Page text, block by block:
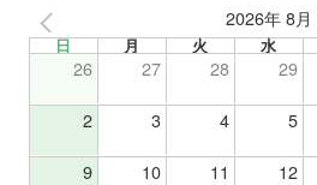
2026年 8月
日 月 火 水
26 27 28 29
2 3 4 5
9 10 11 12